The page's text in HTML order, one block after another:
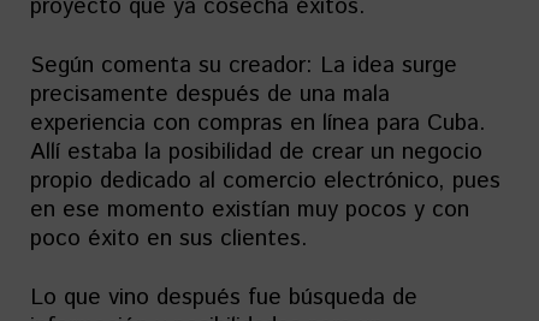
proyecto que ya cosecha éxitos.
Según comenta su creador: La idea surge
precisamente después de una mala
experiencia con compras en línea para Cuba.
Allí estaba la posibilidad de crear un negocio
propio dedicado al comercio electrónico, pues
en ese momento existían muy pocos y con
poco éxito en sus clientes.
Lo que vino después fue búsqueda de